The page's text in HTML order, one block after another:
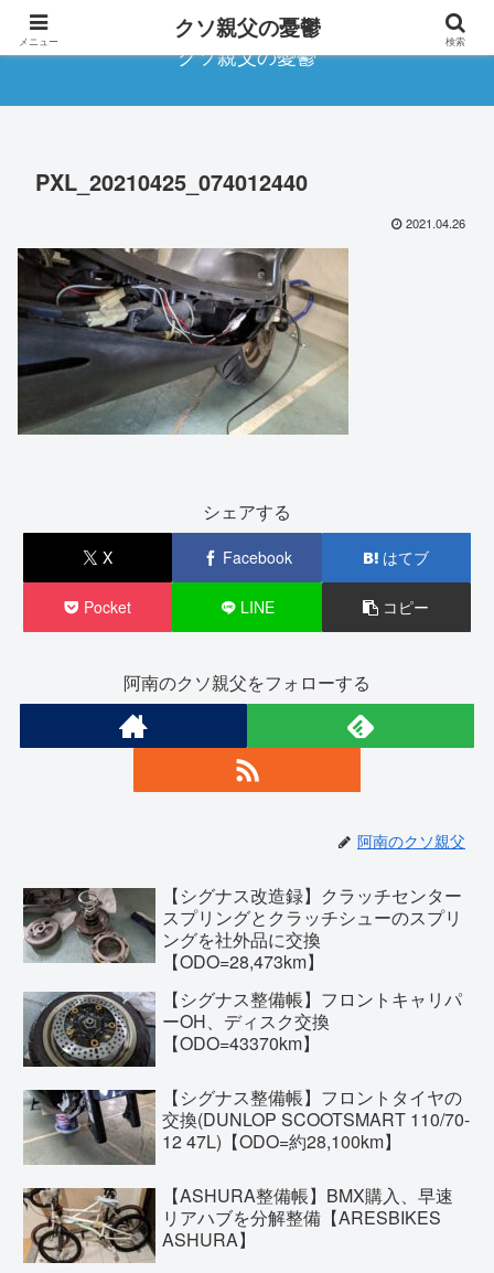
クソ親父の憂鬱
PXL_20210425_074012440
2021.04.26
シェアする
X Facebook はてブ
Pocket LINE コピー
阿南のクソ親父をフォローする
阿南のクソ親父
【シグナス改造録】クラッチセンター
スプリングとクラッチシューのスプリ
ングを社外品に交換
【ODO=28,473km】
【シグナス整備帳】フロントキャリパ
ーOH、ディスク交換
【ODO=43370km】
【シグナス整備帳】フロントタイヤの
交換(DUNLOP SCOOTSMART 110/70-
12 47L)【ODO=約28,100km】
【ASHURA整備帳】BMX購入、早速
リアハブを分解整備【ARESBIKES
ASHURA】
メニュー クソ親父の憂鬱 検索